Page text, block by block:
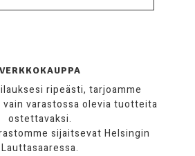
VERKKOKAUPPA
ripeästi, tarjoamme
varastossa olevia tuotteita
ostettavaksi.
sijaitsevat Helsingin
Lauttasaaressa.